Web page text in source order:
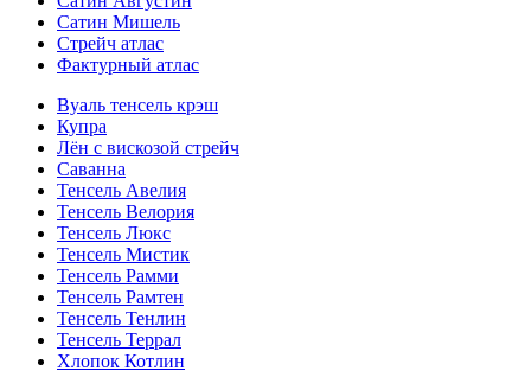
Сатин Мишель
Стрейч атлас
Фактурный атлас
Вуаль тенсель крэш
Купра
Лён с вискозой стрейч
Саванна
Тенсель Авелия
Тенсель Велория
Тенсель Люкс
Тенсель Мистик
Тенсель Рамми
Тенсель Рамтен
Тенсель Тенлин
Тенсель Террал
Хлопок Котлин